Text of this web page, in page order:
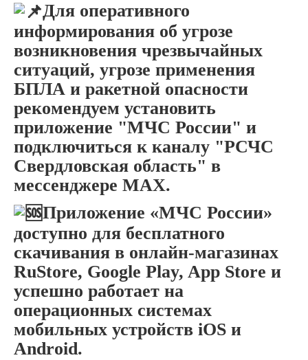
Для оперативного
информирования об угрозе
возникновения чрезвычайных
ситуаций, угрозе применения
БПЛА и ракетной опасности
рекомендуем установить
приложение "МЧС России" и
подключиться к каналу "РСЧС
Свердловская область" в
мессенджере МАХ.
Приложение «МЧС России»
доступно для бесплатного
скачивания в онлайн-магазинах
RuStore, Google Play, App Store и
успешно работает на
операционных системах
мобильных устройств iOS и
Android.